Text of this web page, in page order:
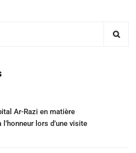
Ar-Razi en matière
lors d’une visite